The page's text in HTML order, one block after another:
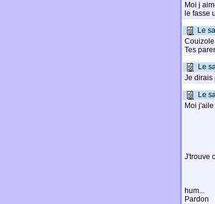
Moi j
le fasse
Le
Couizole
Tes
Le
Je dirais
Le
Moi
J'trouve
hum...
Pardon